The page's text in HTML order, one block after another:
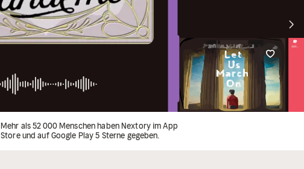
Mehr als 52 000 Menschen haben Nextory im App
Store und auf Google Play 5 Sterne gegeben.